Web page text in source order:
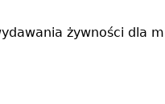
żywności dla